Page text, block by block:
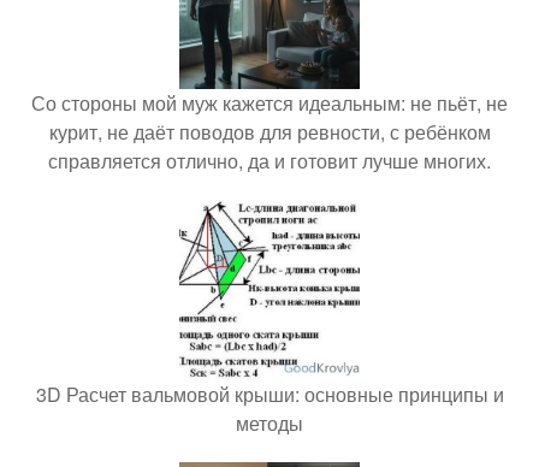
Со стороны мой муж кажется идеальным: не пьёт, не
курит, не даёт поводов для ревности, с ребёнком
справляется отлично, да и готовит лучше многих.
3D Расчет вальмовой крыши: основные принципы и
методы